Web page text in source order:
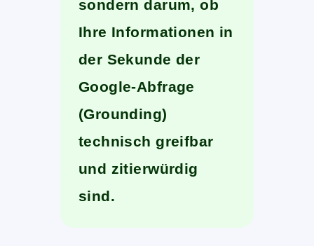
sondern darum, ob
Ihre Informationen in
der Sekunde der
Google-Abfrage
(Grounding)
technisch greifbar
und zitierwürdig
sind.